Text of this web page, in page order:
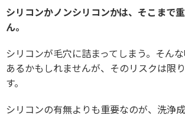
シリコンかノンシリコンかは、そこまで
ん。
シリコンが毛穴に詰まってしまう。そん
あるかもしれませんが、そのリスクは限
す。
シリコンの有無よりも重要なのが、洗浄成